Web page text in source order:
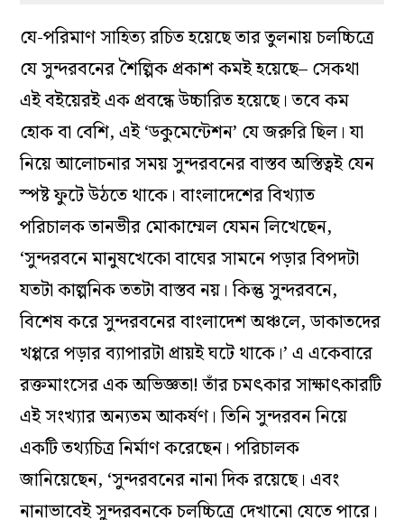
যে-পরিমাণ সাহিত্য রচিত হয়েছে তার তুলনায় চলচ্চিত্রে
যে সুন্দরবনের শৈল্পিক প্রকাশ কমই হয়েছে– সেকথা
এই বইয়েরই এক প্রবন্ধে উচ্চারিত হয়েছে। তবে কম
হোক বা বেশি, এই ‘ডকুমেন্টেশন’ যে জরুরি ছিল। যা
নিয়ে আলোচনার সময় সুন্দরবনের বাস্তব অস্তিত্বই যেন
স্পষ্ট ফুটে উঠতে থাকে। বাংলাদেশের বিখ্যাত
পরিচালক তানভীর মোকাম্মেল যেমন লিখেছেন,
‘সুন্দরবনে মানুষখেকো বাঘের সামনে পড়ার বিপদটা
যতটা কাল্পনিক ততটা বাস্তব নয়। কিন্তু সুন্দরবনে,
বিশেষ করে সুন্দরবনের বাংলাদেশ অঞ্চলে, ডাকাতদের
খপ্পরে পড়ার ব্যাপারটা প্রায়ই ঘটে থাকে।’ এ একেবারে
রক্তমাংসের এক অভিজ্ঞতা! তাঁর চমৎকার সাক্ষাৎকারটি
এই সংখ্যার অন্যতম আকর্ষণ। তিনি সুন্দরবন নিয়ে
একটি তথ্যচিত্র নির্মাণ করেছেন। পরিচালক
জানিয়েছেন, ‘সুন্দরবনের নানা দিক রয়েছে। এবং
নানাভাবেই সুন্দরবনকে চলচ্চিত্রে দেখানো যেতে পারে।